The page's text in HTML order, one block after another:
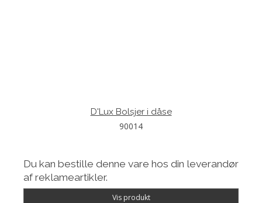
D'Lux Bolsjer i dåse
90014
Du kan bestille denne vare hos din leverandør
af reklameartikler.
Vis produkt